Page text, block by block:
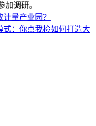
调研。
量产业园？
式：你点我检如何打造大